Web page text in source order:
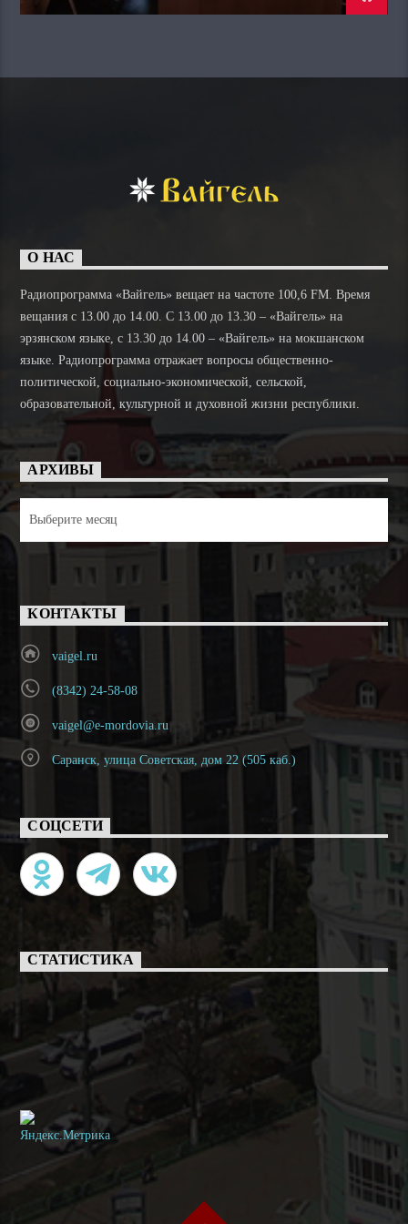
О НАС
Радиопрограмма «Вайгель» вещает на частоте 100,6 FM. Время
вещания с 13.00 до 14.00. C 13.00 до 13.30 – «Вайгель» на
эрзянском языке, с 13.30 до 14.00 – «Вайгель» на мокшанском
языке. Радиопрограмма отражает вопросы общественно-
политической, социально-экономической, сельской,
образовательной, культурной и духовной жизни республики.
АРХИВЫ
КОНТАКТЫ
vaigel.ru
(8342) 24-58-08
vaigel@e-mordovia.ru
Саранск, улица Советская, дом 22 (505 каб.)
СОЦСЕТИ
СТАТИСТИКА